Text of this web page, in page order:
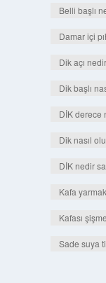
Belli başlı
Damar içi
Dik açı
Dik başlı
DİK derece
Dik nasıl
DİK nedir
Kafa
Kafası
Sade suya